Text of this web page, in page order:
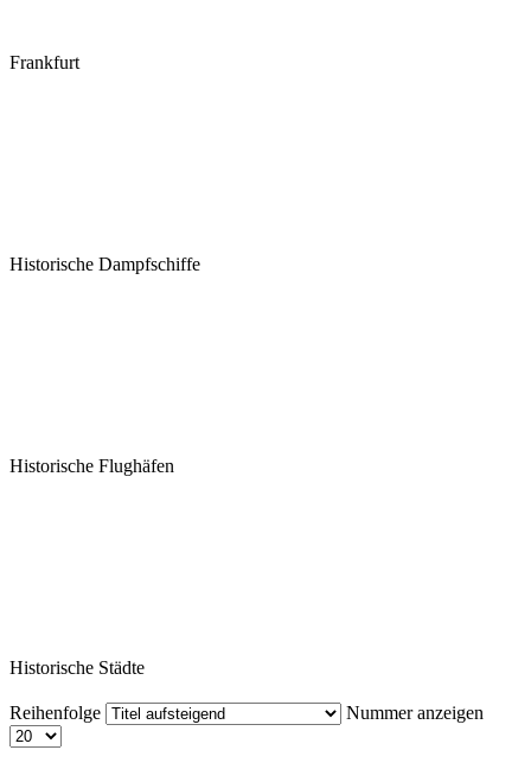
Frankfurt
Historische Dampfschiffe
Historische Flughäfen
Historische Städte
Reihenfolge Nummer anzeigen